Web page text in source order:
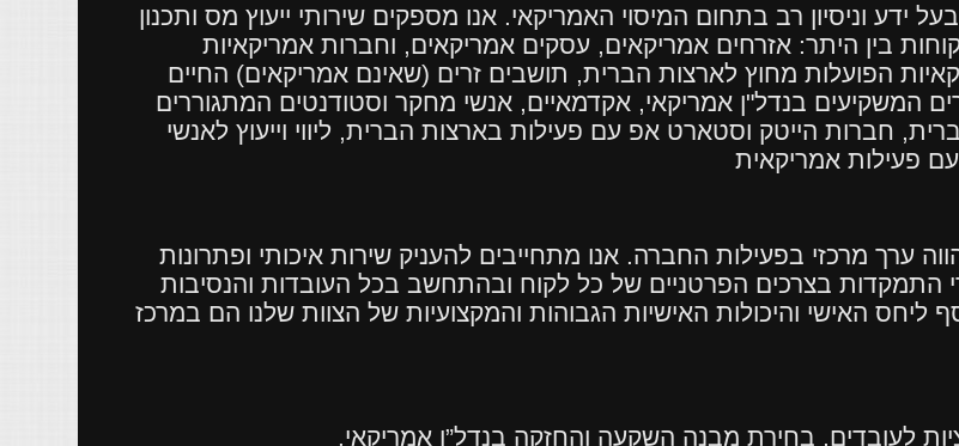
ידע וניסיון רב בתחום המיסוי האמריקאי. אנו מספקים שירותי ייעוץ מס ותכנון
בין היתר: אזרחים אמריקאים, עסקים אמריקאים, וחברות אמריקאיות
הפועלות מחוץ לארצות הברית, תושבים זרים (שאינם אמריקאים) החיים
המשקיעים בנדל"ן אמריקאי,אקדמאיים, אנשי מחקר וסטודנטים המתגוררים
, חברות הייטק וסטארט אפ עם פעילות בארצות הברית, ליווי וייעוץ לאנשי
פעילות אמריקאית
ערך מרכזי בפעילות החברה. אנו מתחייבים להעניק שירות איכותי ופתרונות
התמקדות בצרכים הפרטניים של כל לקוח ובהתחשב בכל העובדות והנסיבות
ליחס האישי והיכולות האישיות הגבוהות והמקצועיות של הצוות שלנו הם במרכז
לעובדים, בחירת מבנה השקעה והחזקה בנדל”ן אמריקאי.